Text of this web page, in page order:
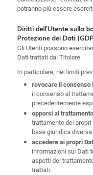
potranno più essere
Diritti dell’Utente sulla
Protezione dei Dati
Gli Utenti possono
Dati trattati dal Titolare.
In particolare, nei limiti
revocare il consenso
il consenso al
precedentemente
opporsi al
trattamento dei
base giuridica
accedere ai propri
informazioni sui Dati
aspetti del
trattati.